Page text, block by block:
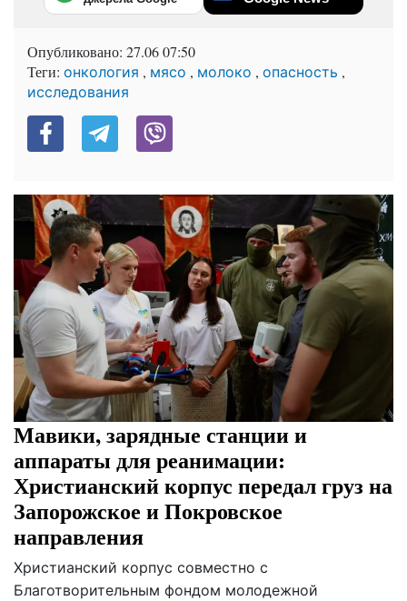
Опубликовано: 27.06 07:50
Теги: онкология , мясо , молоко , опасность ,
исследования
Мавики, зарядные станции и
аппараты для реанимации:
Христианский корпус передал груз на
Запорожское и Покровское
направления
Христианский корпус совместно с
Благотворительным фондом молодежной